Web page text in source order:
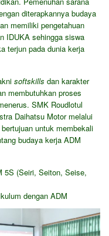
diterapkannya budaya
memiliki pengetahuan
IDUKA sehingga siswa
terjun pada dunia kerja
softskills dan karakter
membutuhkan proses
SMK Roudlotul
Daihatsu Motor melalui
untuk membekali
budaya kerja ADM
5S (Seiri, Seiton, Seise,
dengan ADM